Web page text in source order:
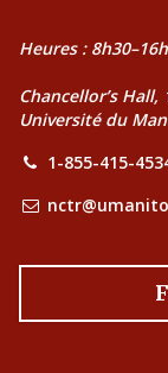
Heures :
Chancellor’s
Université du
1-855-415-